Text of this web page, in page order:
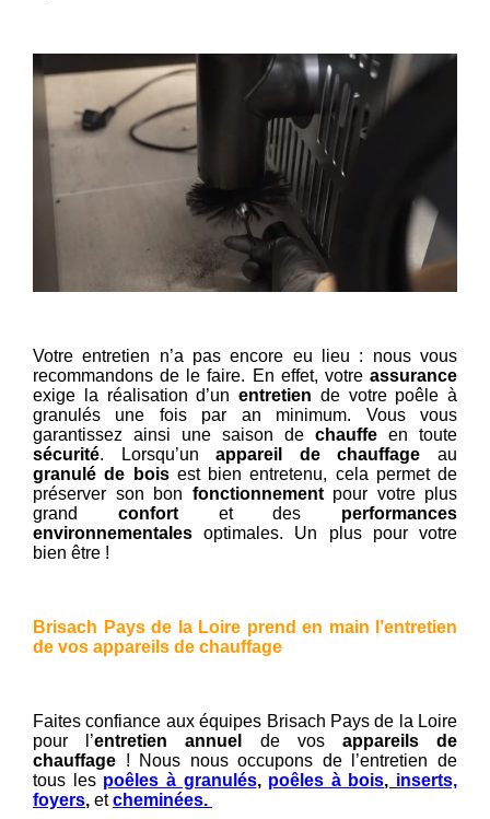
Votre entretien n’a pas encore eu lieu : nous vous
recommandons de le faire. En effet, votre assurance
exige la réalisation d’un entretien de votre poêle à
granulés une fois par an minimum. Vous vous
garantissez ainsi une saison de chauffe en toute
sécurité. Lorsqu’unappareil de chauffage au
granulé de boisest bien entretenu, cela permet de
préserver son bon fonctionnementpour votre plus
grand confortet des performances
environnementales optimales. Un plus pour votre
bien être !
Brisach Pays de la Loire prend en main l’entretien
de vos appareils de chauffage
Faites confiance aux équipes Brisach Pays de la Loire
pour l’entretien annuel de vosappareils de
chauffage ! Nous nous occupons de l’entretien de
tous les poêles à granulés, poêles à bois, inserts,
foyers, etcheminées.